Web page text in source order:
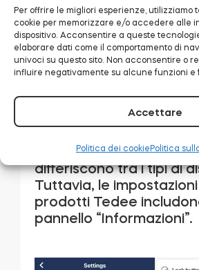
Per offrire le migliori esperienze, utilizziamo
cookie per memorizzare e/o accedere alle
dispositivo. Acconsentire a queste
elaborare dati come il comportamento di
univoci su questo sito. Non acconsentire o
influire negativamente su alcune funzioni e
Accettare
Politica dei cookie Politica
Nell’elenco delle
scorri fino all’opzione
le impostazioni
differiscono tra i tipi di
Tuttavia, le
prodotti Tedee
pannello “Informazioni”.